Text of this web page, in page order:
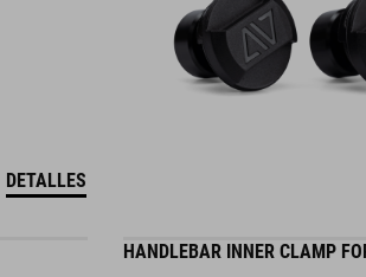
DETALLES
HANDLEBAR INNER CLAMP